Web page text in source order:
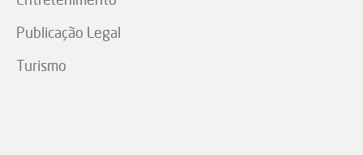
Publicação Legal
Turismo